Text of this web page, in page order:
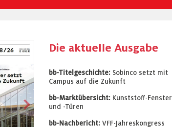
Next
Die aktuelle Ausgabe
bb-Titelgeschichte: Sobinco setzt mit
Campus auf die Zukunft
bb-Marktübersicht: Kunststoff-Fenster
und -Türen
bb-Nachbericht: VFF-Jahreskongress